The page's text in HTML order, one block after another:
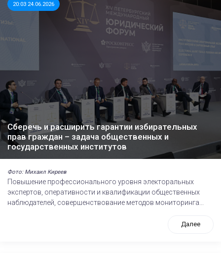
20:03 24.06.2026
Сберечь и расширить гарантии избирательных
прав граждан – задача общественных и
государственных институтов
Фото: Михаил Киреев
Повышение профессионального уровня электоральных
экспертов, оперативности и квалификации общественных
наблюдателей, совершенствование методов мониторинга...
Далее